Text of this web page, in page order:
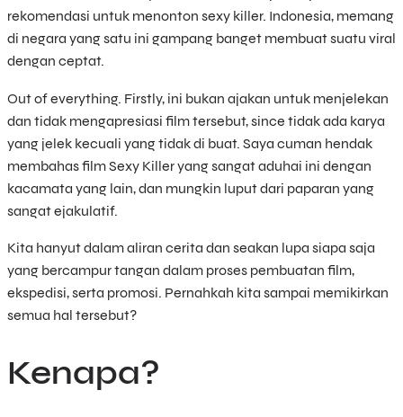
rekomendasi untuk menonton sexy killer. Indonesia, memang
di negara yang satu ini gampang banget membuat suatu viral
dengan ceptat.
Out of everything. Firstly, ini bukan ajakan untuk menjelekan
dan tidak mengapresiasi film tersebut, since tidak ada karya
yang jelek kecuali yang tidak di buat. Saya cuman hendak
membahas film Sexy Killer yang sangat aduhai ini dengan
kacamata yang lain, dan mungkin luput dari paparan yang
sangat ejakulatif.
Kita hanyut dalam aliran cerita dan seakan lupa siapa saja
yang bercampur tangan dalam proses pembuatan film,
ekspedisi, serta promosi. Pernahkah kita sampai memikirkan
semua hal tersebut?
Kenapa?